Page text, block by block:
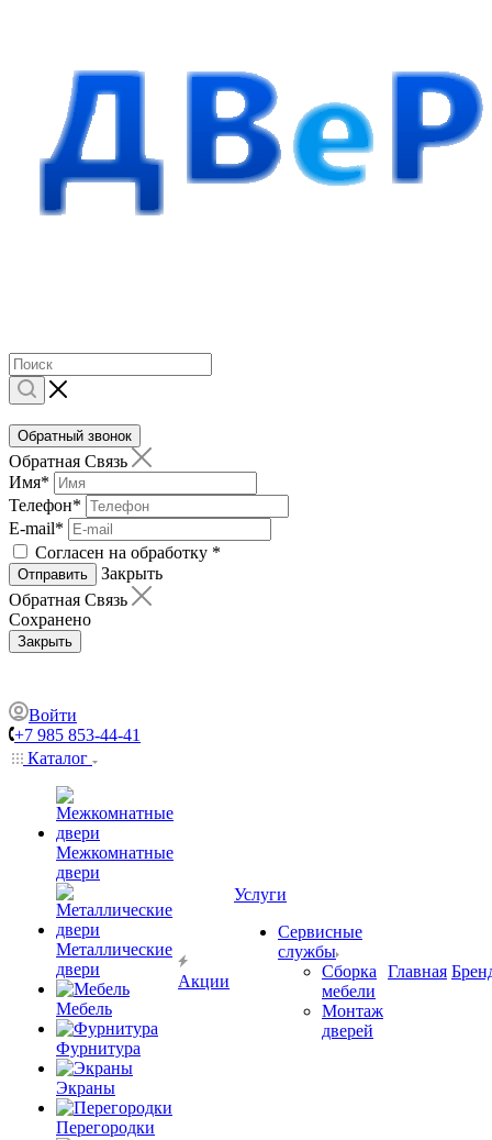
Обратный звонок
Обратная Связь
Имя*
Телефон*
E-mail*
Согласен на обработку *
Отправить
Закрыть
Обратная Связь
Сохранено
Закрыть
Войти
+7 985 853-44-41
Каталог
Межкомнатные
двери
Металлические
двери
Мебель
Фурнитура
Экраны
Перегородки
Акции
Услуги
Сервисные
службы
Сборка
мебели
Монтаж
дверей
Главная